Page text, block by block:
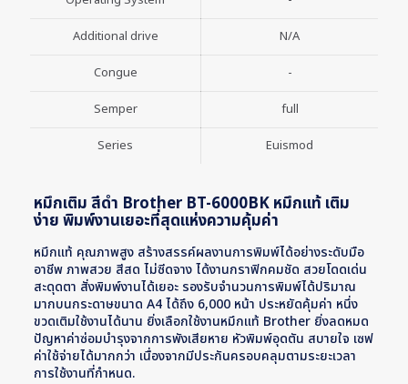
Additional drive
N/A
Congue
-
Semper
full
Series
Euismod
หมึกเติม สีดำ Brother BT-6000BK หมึกแท้ เติม
ง่าย พิมพ์งานเยอะที่สุดแห่งความคุ้มค่า
หมึกแท้ คุณภาพสูง สร้างสรรค์ผลงานการพิมพ์ได้อย่างระดับมือ
อาชีพ ภาพสวย สีสด ไม่ซีดจาง ได้งานกราฟิกคมชัด สวยโดดเด่น
สะดุดตา สั่งพิมพ์งานได้เยอะ รองรับจำนวนการพิมพ์ได้ปริมาณ
มากบนกระดาษขนาด A4 ได้ถึง 6,000 หน้า ประหยัดคุ้มค่า หนึ่ง
ขวดเติมใช้งานได้นาน ยิ่งเลือกใช้งานหมึกแท้ Brother ยิ่งลดหมด
ปัญหาค่าซ่อมบำรุงจากการพังเสียหาย หัวพิมพ์อุดตัน สบายใจ เซฟ
ค่าใช้จ่ายได้มากกว่า เนื่องจากมีประกันครอบคลุมตามระยะเวลา
การใช้งานที่กำหนด.